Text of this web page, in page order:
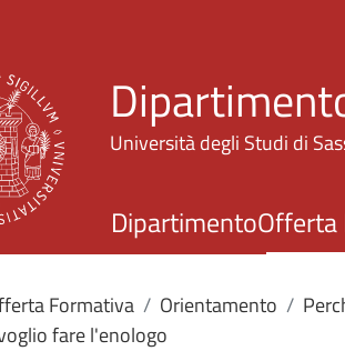
Università degli Studi di
Dipartimento
Formativa Orientamento
fare l'enologo